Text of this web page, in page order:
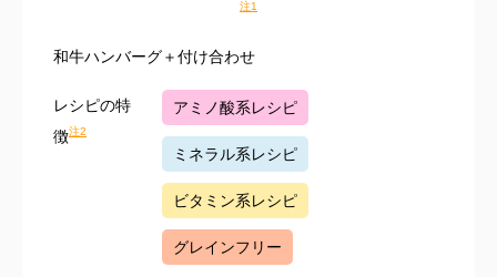
注1
和牛ハンバーグ＋付け合わせ
レシピの特
徴注2
アミノ酸系レシピ
ミネラル系レシピ
ビタミン系レシピ
グレインフリー